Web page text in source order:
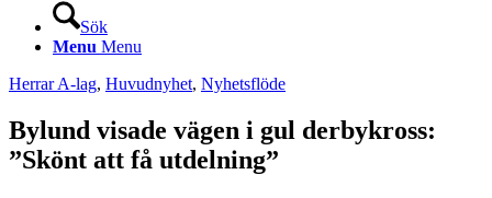
Sök
Menu Menu
Herrar A-lag, Huvudnyhet, Nyhetsflöde
Bylund visade vägen i gul derbykross:
”Skönt att få utdelning”